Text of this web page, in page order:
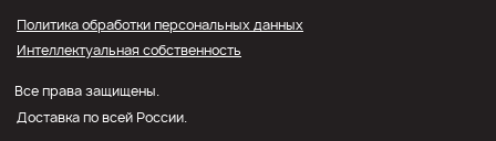
Оптовым покупателям
Личный кабинет
Политика обработки персональных данных
Интеллектуальная собственность
Все права защищены.
Доставка по всей России.